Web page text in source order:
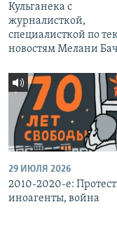
Кульганека с
журналисткой,
специалисткой по
новостям Мелани
29 ИЮЛЯ 2026
2010-2020-е:
иноагенты, война